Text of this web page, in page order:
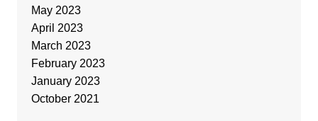
May 2023
April 2023
March 2023
February 2023
January 2023
October 2021